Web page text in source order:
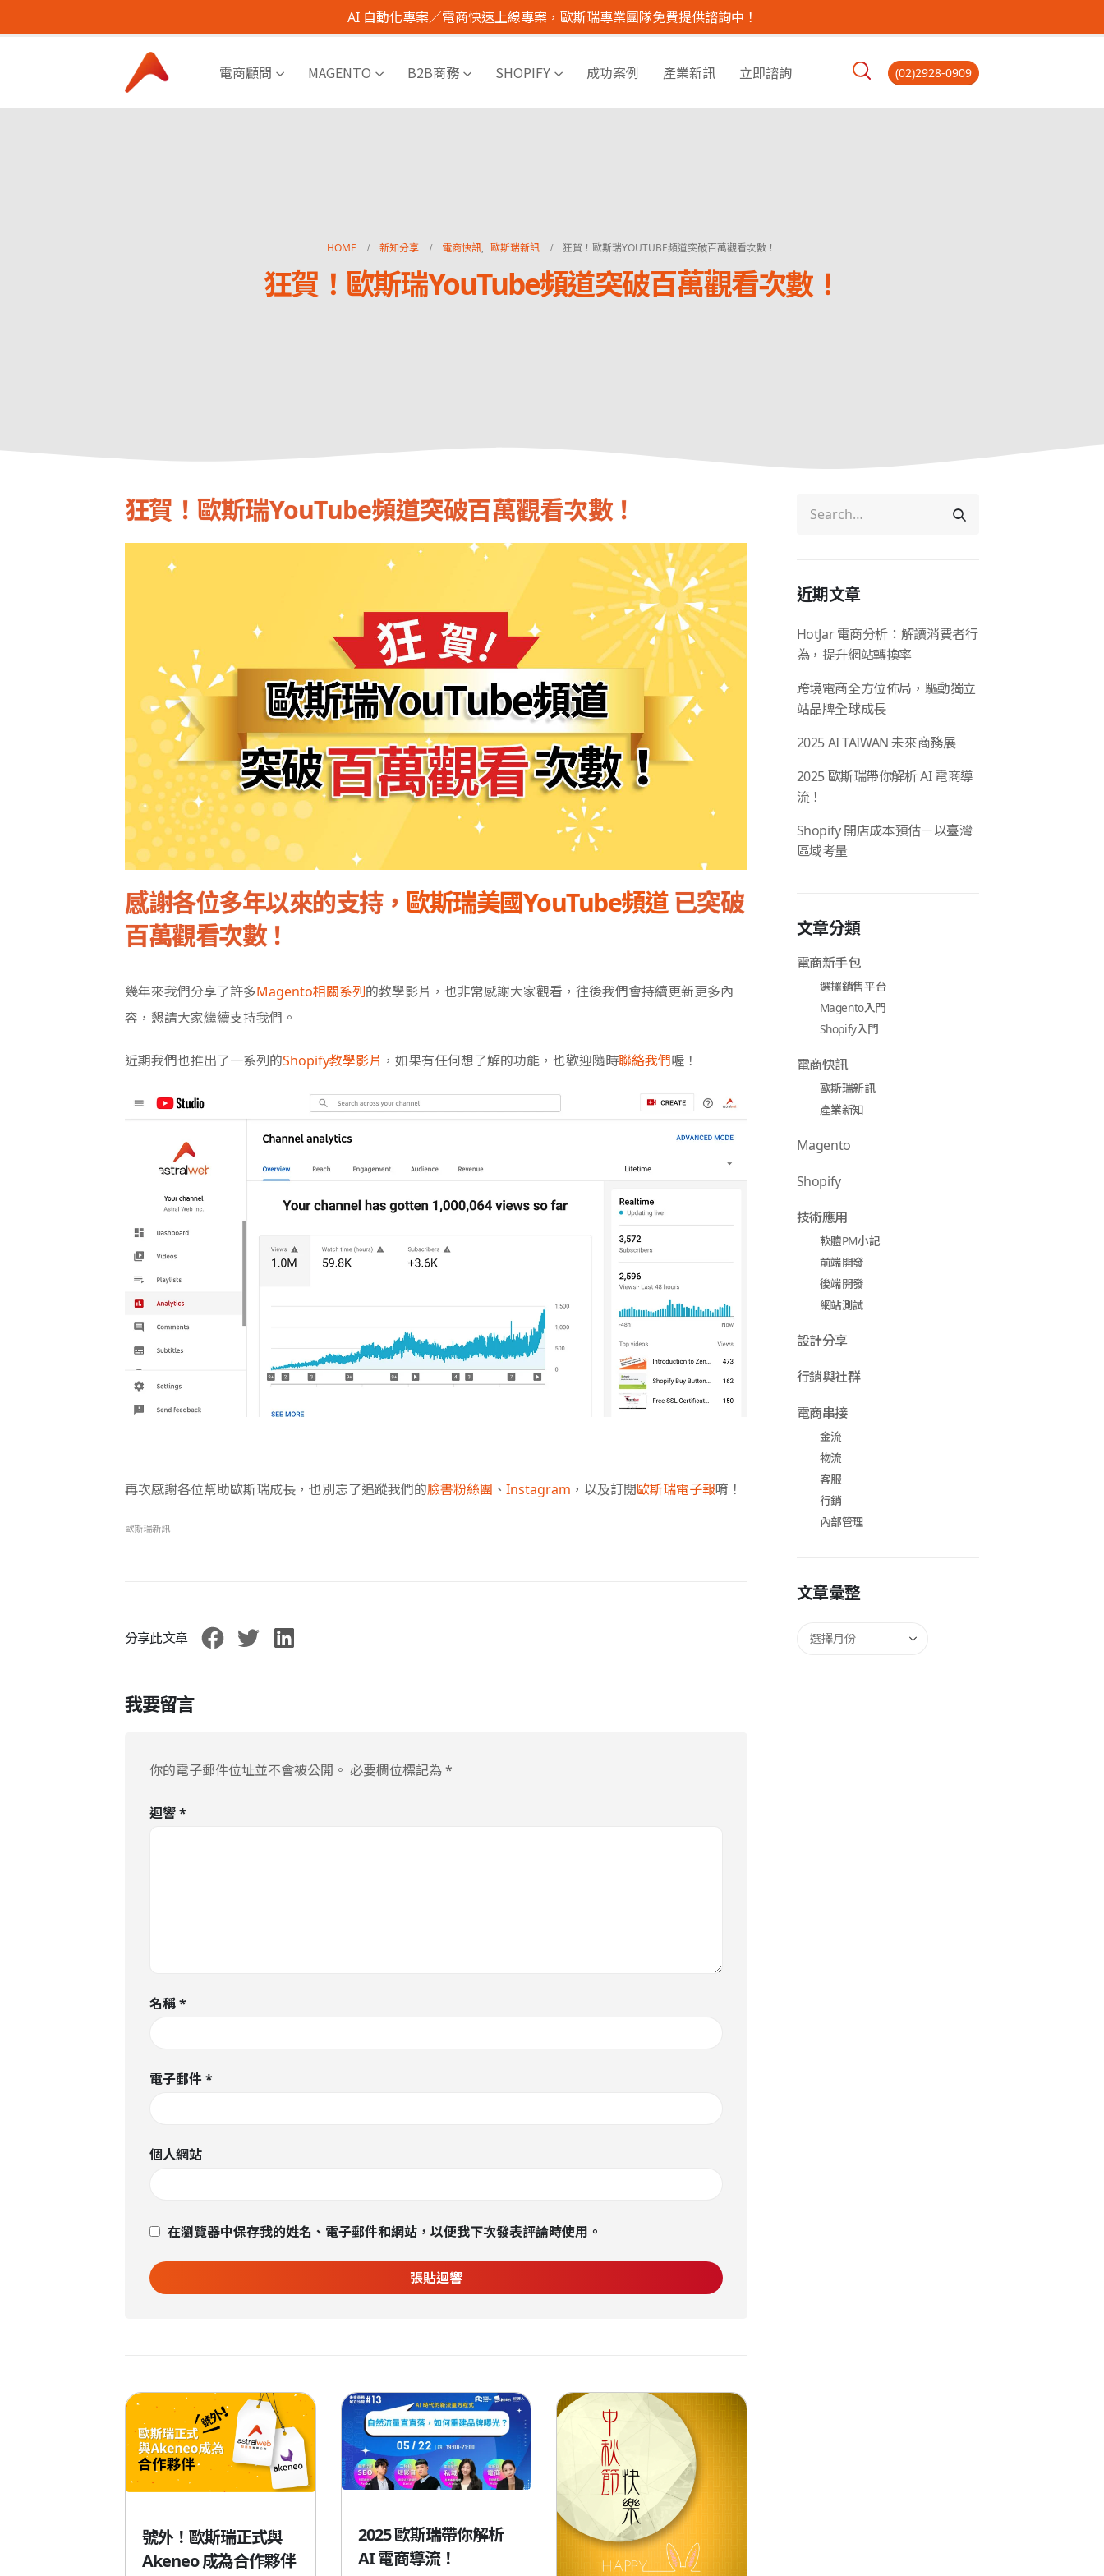
AI 自動化專案／電商快速上線專案，歐斯瑞專業團隊免費提供諮詢中！
電商顧問 MAGENTO B2B商務 SHOPIFY 成功案例 產業新訊 立即諮詢 (02)2928-0909
HOME 新知分享 電商快訊, 歐斯瑞新訊 狂賀！歐斯瑞YOUTUBE頻道突破百萬觀看次數！
狂賀！歐斯瑞YouTube頻道突破百萬觀看次數！
狂賀！歐斯瑞YouTube頻道突破百萬觀看次數！
感謝各位多年以來的支持， 歐斯瑞美國YouTube頻道已突破
百萬觀看次數！
幾年來我們分享了許多Magento相關系列的教學影片，也非常感謝大家觀看，往後我們會持續更新更多內
容，懇請大家繼續支持我們。
近期我們也推出了一系列的Shopify教學影片 ，如果有任何想了解的功能，也歡迎隨時聯絡我們喔！
再次感謝各位幫助歐斯瑞成長，也別忘了追蹤我們的臉書粉絲團 、 Instagram ，以及訂閱歐斯瑞電子報唷！
歐斯瑞新訊
分享此文章
我要留言
你的電子郵件位址並不會被公開。 必要欄位標記為*
迴響*
名稱*
電子郵件*
個人網站
在瀏覽器中保存我的姓名、電子郵件和網站，以便我下次發表評論時使用。
號外！歐斯瑞正式與
Akeneo 成為合作夥伴
2025 歐斯瑞帶你解析
AI 電商導流！
近期文章
HotJar 電商分析：解讀消費者行
為，提升網站轉換率
跨境電商全方位佈局，驅動獨立
站品牌全球成長
2025 AI TAIWAN 未來商務展
2025 歐斯瑞帶你解析 AI 電商導
流！
Shopify 開店成本預估－以臺灣
區域考量
文章分類
電商新手包
選擇銷售平台
Magento入門
Shopify入門
電商快訊
歐斯瑞新訊
產業新知
Magento
Shopify
技術應用
軟體PM小記
前端開發
後端開發
網站測試
設計分享
行銷與社群
電商串接
金流
物流
客服
行銷
內部管理
文章彙整